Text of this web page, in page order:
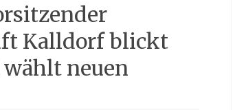
Kalldorf blickt
wählt neuen